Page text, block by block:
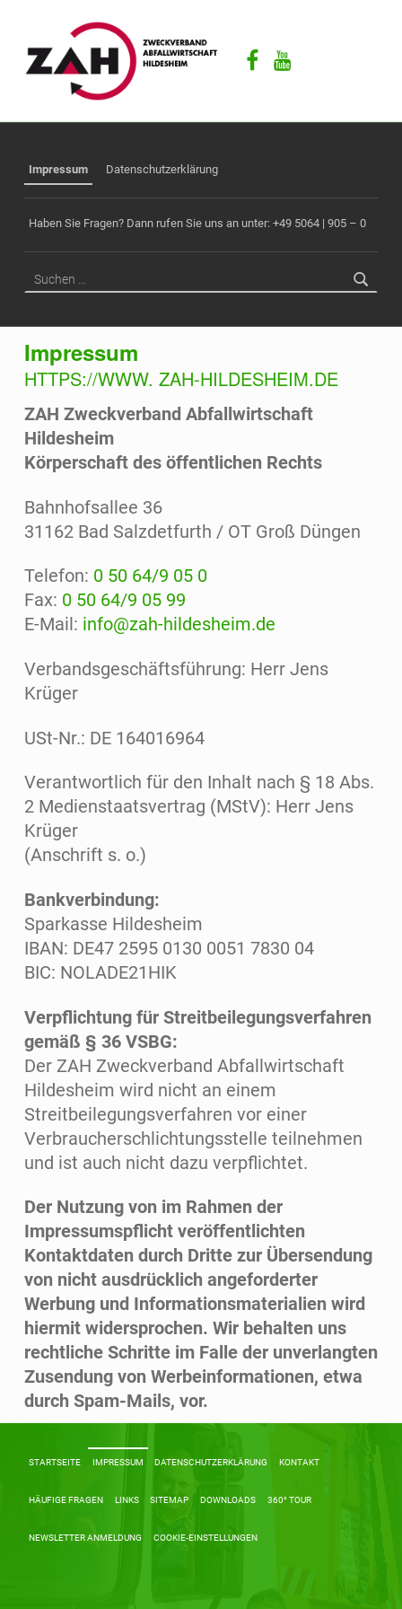
I
E
U
U
F
Facebook
Youtube
Impressum Datenschutzerklärung
Haben Sie Fragen? Dann rufen Sie uns an unter: +49 5064 | 905 – 0
Impressum
HTTPS://WWW. ZAH-HILDESHEIM.DE
ZAH Zweckverband Abfallwirtschaft
Hildesheim
Körperschaft des öffentlichen Rechts
Bahnhofsallee 36
31162 Bad Salzdetfurth / OT Groß Düngen
Telefon: 0 50 64/9 05 0
Fax: 0 50 64/9 05 99
E-Mail: info@zah-hildesheim.de
Verbandsgeschäftsführung: Herr Jens
Krüger
USt-Nr.: DE 164016964
Verantwortlich für den Inhalt nach § 18 Abs.
2 Medienstaatsvertrag (MStV): Herr Jens
Krüger
(Anschrift s. o.)
Bankverbindung:
Sparkasse Hildesheim
IBAN: DE47 2595 0130 0051 7830 04
BIC: NOLADE21HIK
Verpflichtung für Streitbeilegungsverfahren
gemäß § 36 VSBG:
Der ZAH Zweckverband Abfallwirtschaft
Hildesheim wird nicht an einem
Streitbeilegungsverfahren vor einer
Verbraucherschlichtungsstelle teilnehmen
und ist auch nicht dazu verpflichtet.
Der Nutzung von im Rahmen der
Impressumspflicht veröffentlichten
Kontaktdaten durch Dritte zur Übersendung
von nicht ausdrücklich angeforderter
Werbung und Informationsmaterialien wird
hiermit widersprochen. Wir behalten uns
rechtliche Schritte im Falle der unverlangten
Zusendung von Werbeinformationen, etwa
durch Spam-Mails, vor.
Skip back to main navigation
STARTSEITE IMPRESSUM DATENSCHUTZERKLÄRUNG KONTAKT
HÄUFIGE FRAGEN LINKS SITEMAP DOWNLOADS 360° TOUR
NEWSLETTER ANMELDUNG COOKIE-EINSTELLUNGEN